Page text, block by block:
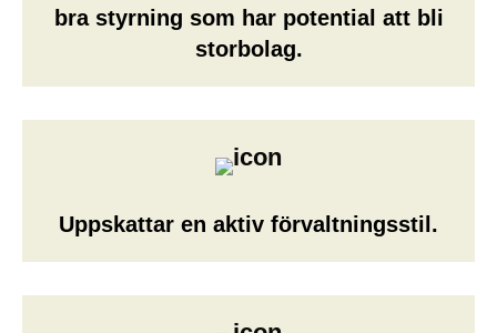
bra styrning som har potential att bli
storbolag.
Uppskattar en aktiv förvaltningsstil.